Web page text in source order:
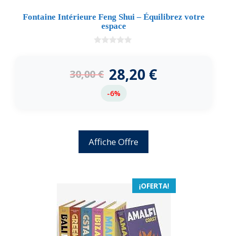
Fontaine Intérieure Feng Shui – Équilibrez votre
espace
5
30,00€ 28,20 €
-6%
Affiche Offre
¡OFERTA!